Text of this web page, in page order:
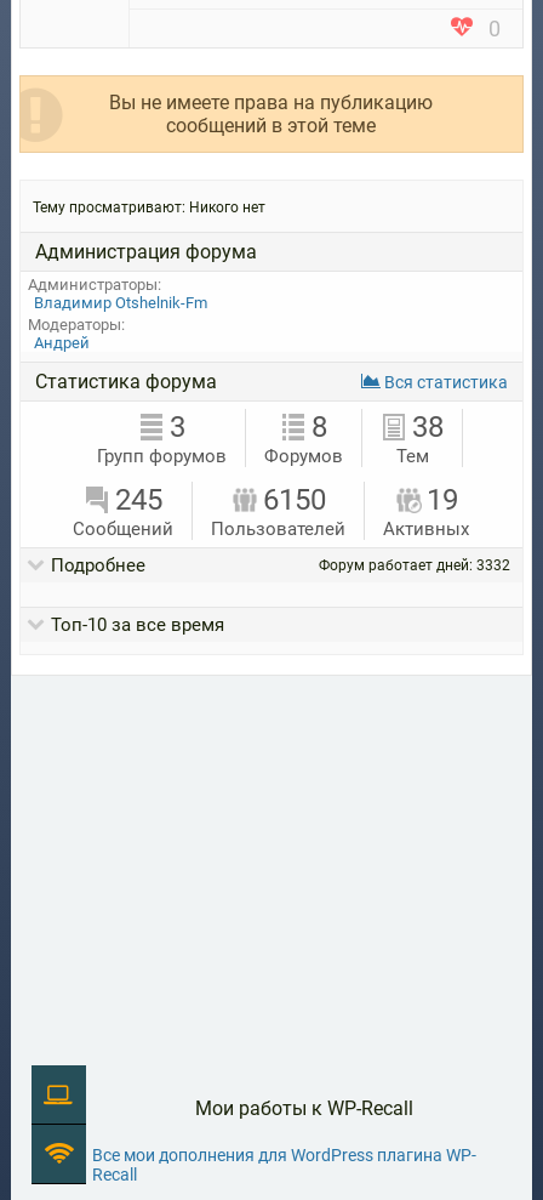
Мои работы к WP-Recall
Все мои дополнения для WordPress плагина WP-
Recall
0
Вы не имеете права на публикацию
сообщений в этой теме
Тему просматривают: Никого нет
Администрация форума
Администраторы:
Владимир Otshelnik-Fm
Модераторы:
Андрей
Статистика форума Вся статистика
3
Групп форумов
8
Форумов
38
Тем
245
Сообщений
6150
Пользователей
19
Активных
Подробнее
Форум работает дней: 3332
Toп-10 за все время